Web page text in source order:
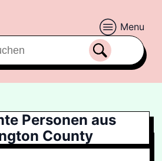
Menu
Personen aus
County